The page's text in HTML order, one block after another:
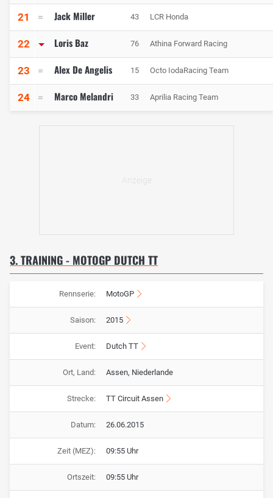
21 Jack Miller 43 LCR Honda
22 Loris Baz 76 Athina Forward Racing
23 Alex De Angelis 15 Octo IodaRacing Team
24 Marco Melandri 33 Aprilia Racing Team
3. TRAINING - MOTOGP DUTCH TT
Rennserie: MotoGP
Saison: 2015
Event: Dutch TT
Ort, Land: Assen, Niederlande
Strecke: TT Circuit Assen
Datum: 26.06.2015
Zeit (MEZ): 09:55 Uhr
Ortszeit: 09:55 Uhr